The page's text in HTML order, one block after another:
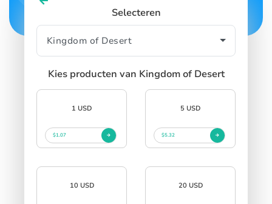
Selecteren
Kies producten van Kingdom of Desert
1 USD
$1.07
5 USD
$5.32
10 USD 20 USD